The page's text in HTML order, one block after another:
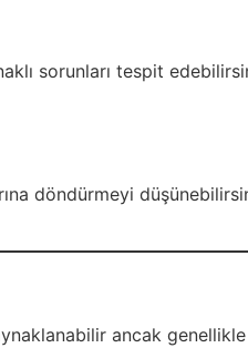
sorunları tespit
döndürmeyi
ancak